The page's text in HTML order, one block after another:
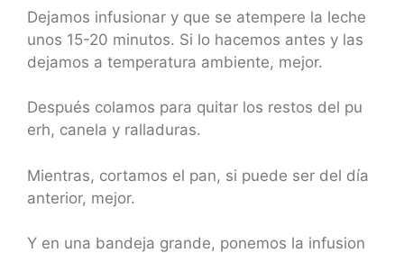
Dejamos infusionar y que se atempere la leche
unos 15-20 minutos. Si lo hacemos antes y las
dejamos a temperatura ambiente, mejor.
Después colamos para quitar los restos del pu
erh, canela y ralladuras.
Mientras, cortamos el pan, si puede ser del día
anterior, mejor.
Y en una bandeja grande, ponemos la infusion